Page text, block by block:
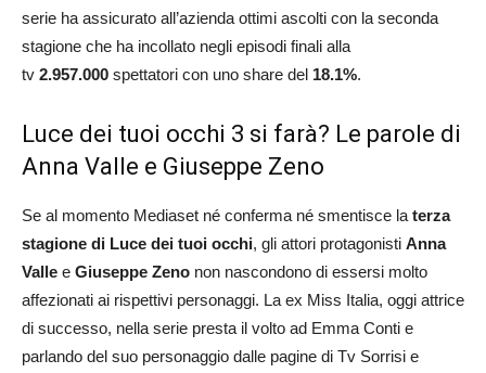
serie ha assicurato all’azienda ottimi ascolti con la seconda
stagione che ha incollato negli episodi finali alla
tv 2.957.000 spettatori con uno share del 18.1%.
Luce dei tuoi occhi 3 si farà? Le parole di
Anna Valle e Giuseppe Zeno
Se al momento Mediaset né conferma né smentisce la terza
stagione di Luce dei tuoi occhi, gli attori protagonisti Anna
Valle e Giuseppe Zeno non nascondono di essersi molto
affezionati ai rispettivi personaggi. La ex Miss Italia, oggi attrice
di successo, nella serie presta il volto ad Emma Conti e
parlando del suo personaggio dalle pagine di Tv Sorrisi e